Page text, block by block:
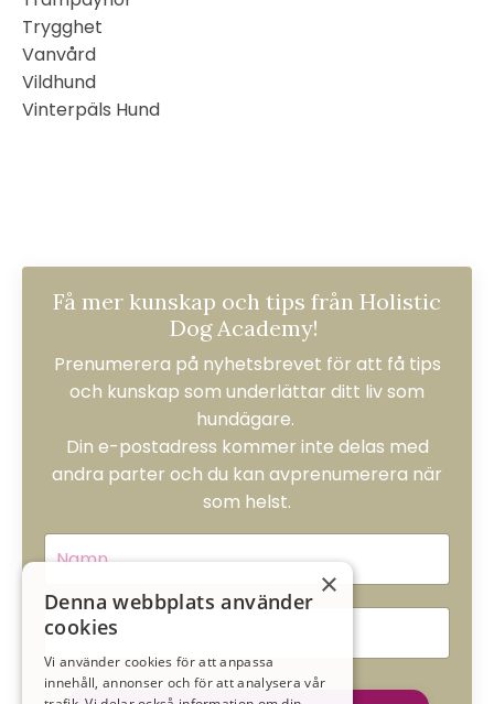
Trygghet
Vanvård
Vildhund
Vinterpäls Hund
Få mer kunskap och tips från Holistic
Dog Academy!
Prenumerera på nyhetsbrevet för att få tips
och kunskap som underlättar ditt liv som
hundägare.
Din e-postadress kommer inte delas med
andra parter och du kan avprenumerera när
som helst.
×
Denna webbplats använder
cookies
Vi använder cookies för att anpassa
innehåll, annonser och för att analysera vår